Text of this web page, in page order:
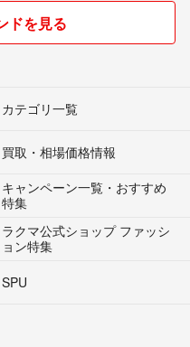
ドを見る
カテゴリ一覧
買取・相場価格情報
キャンペーン一覧・おすすめ
特集
ラクマ公式ショップ ファッシ
ョン特集
SPU